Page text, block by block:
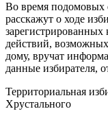
Во время подомовых
расскажут о ходе
зарегистрированных
действий,
дому, вручат
данные избирателя,
Территориальная
Хрустального